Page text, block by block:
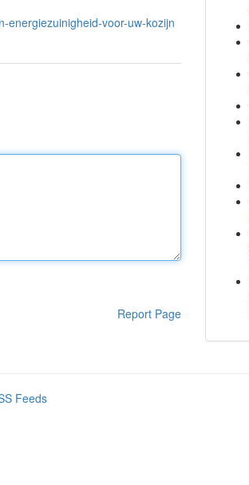
energiezuinigheid-voor-uw-kozijn
Report Page
Feeds